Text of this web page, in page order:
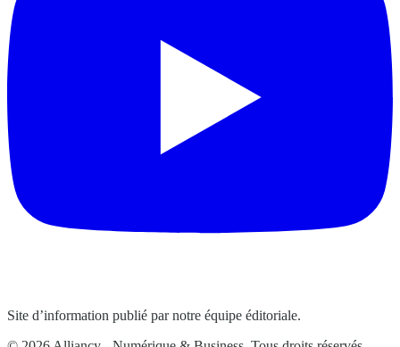
Site d’information publié par notre équipe éditoriale.